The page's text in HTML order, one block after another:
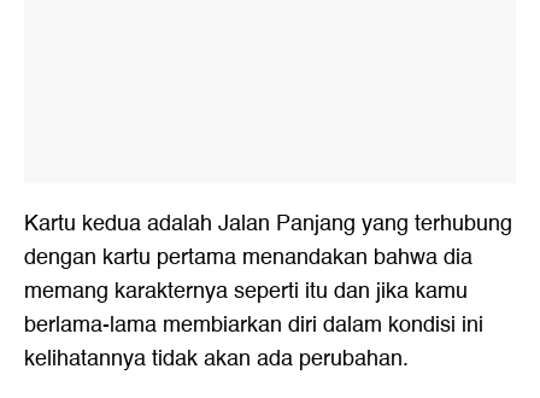
Kartu kedua adalah Jalan Panjang yang terhubung
dengan kartu pertama menandakan bahwa dia
memang karakternya seperti itu dan jika kamu
berlama-lama membiarkan diri dalam kondisi ini
kelihatannya tidak akan ada perubahan.